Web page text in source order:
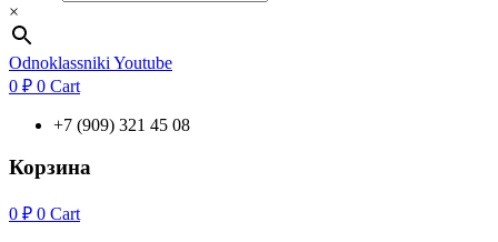
×
Odnoklassniki Youtube
0 ₽ 0 Cart
+7 (909) 321 45 08
Корзина
0 ₽ 0 Cart